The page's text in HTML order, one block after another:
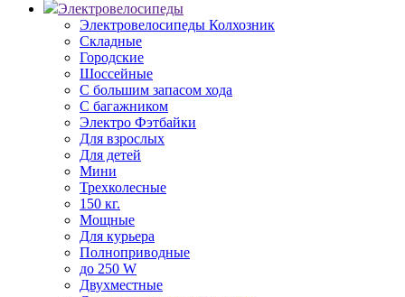
Электровелосипеды
Электровелосипеды Колхозник
Складные
Городские
Шоссейные
С большим запасом хода
С багажником
Электро Фэтбайки
Для взрослых
Для детей
Мини
Трехколесные
150 кг.
Мощные
Для курьера
Полноприводные
до 250 W
Двухместные